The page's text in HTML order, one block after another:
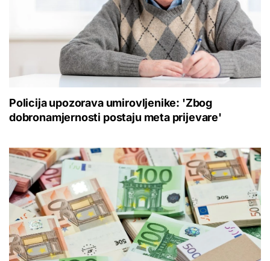
Policija upozorava umirovljenike: 'Zbog
dobronamjernosti postaju meta prijevare'